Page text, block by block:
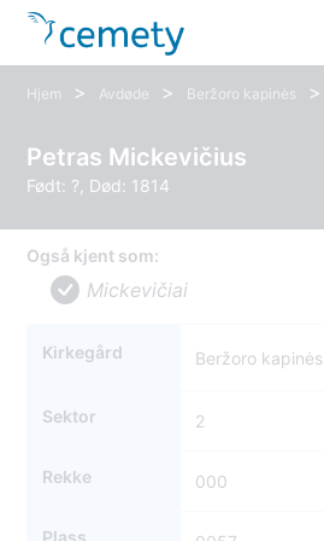
Hjem > Avdøde > Beržoro kapinės >
Petras Mickevičius
Født: ?, Død: 1814
Også kjent som:
Mickevičiai
Kirkegård Beržoro kapinės
Sektor 2
Rekke 000